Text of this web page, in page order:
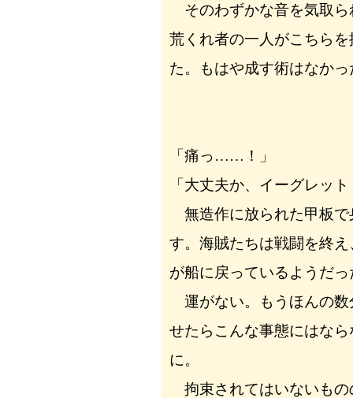
そのわずかな音を気取ら
荒くれ者の一人がこちら
た。もはや成す術はなかっ
「痛っ……！」
「大丈夫か、イーグレッ
無造作に放られた甲板で
す。海賊たちは戦闘を終
が船に戻っているようだっ
運がない。もうほんの数
せたらこんな事態にはな
に。
拘束されてはいないもの